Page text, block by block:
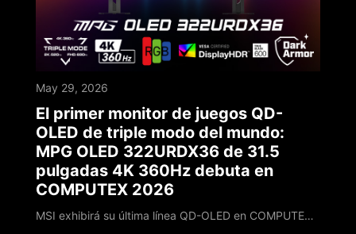
May 29, 2026
El primer monitor de juegos QD-
OLED de triple modo del mundo:
MPG OLED 322URDX36 de 31.5
pulgadas 4K 360Hz debuta en
COMPUTEX 2026
MSI exhibirá su última línea QD-OLED en COMPUTEX 2026. El MPG OLED 322URDX36 destaca esta exhibición con un diseño exterior completamente nuevo. Cuenta con un panel QD-OLED 4K 360Hz líder en el mercado y debuta con el Modo Triple, estableciendo un nuevo hito para los monitores de juegos OLED. El MPG OLED 322URDX36 es el primer monitor de juegos de 31.5 pulgadas 4K 360Hz en el mercado en presentar la innovadora configuración de Modo Triple.